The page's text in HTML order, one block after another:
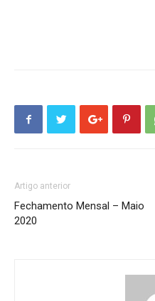
Artigo anterior
Fechamento Mensal – Maio
2020